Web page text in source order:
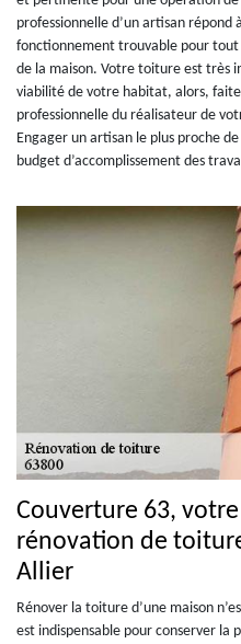
professionnelle d’un artisan
fonctionnement trouvable pour
de la maison. Votre toiture est très
viabilité de votre habitat, alors,
professionnelle du réalisateur de
Engager un artisan le plus proche
budget d’accomplissement des
Couverture 63,
rénovation de
Allier
Rénover la toiture d’une maison
est indispensable pour conserver la